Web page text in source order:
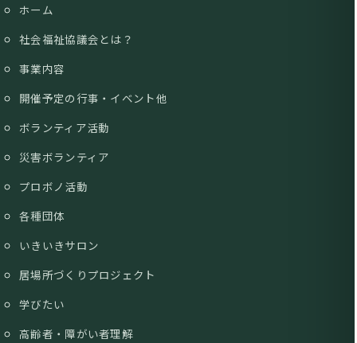
ホーム
社会福祉協議会とは？
事業内容
開催予定の行事・イベント他
ボランティア活動
災害ボランティア
プロボノ活動
各種団体
いきいきサロン
居場所づくりプロジェクト
学びたい
高齢者・障がい者理解